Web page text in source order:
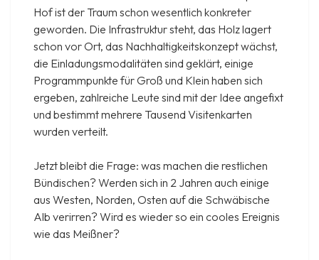
Hof ist der Traum schon wesentlich konkreter
geworden. Die Infrastruktur steht, das Holz lagert
schon vor Ort, das Nachhaltigkeitskonzept wächst,
die Einladungsmodalitäten sind geklärt, einige
Programmpunkte für Groß und Klein haben sich
ergeben, zahlreiche Leute sind mit der Idee angefixt
und bestimmt mehrere Tausend Visitenkarten
wurden verteilt.
Jetzt bleibt die Frage: was machen die restlichen
Bündischen? Werden sich in 2 Jahren auch einige
aus Westen, Norden, Osten auf die Schwäbische
Alb verirren? Wird es wieder so ein cooles Ereignis
wie das Meißner?